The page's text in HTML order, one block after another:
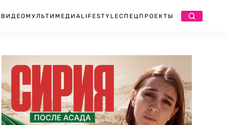
ВИДЕО МУЛЬТИМЕДИА LIFESTYLEСПЕЦПРОЕКТЫ